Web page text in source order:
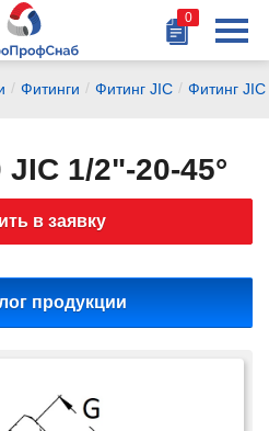
0
Найти
/ Фитинги / Фитинг JIC / Фитинг
1/2"-20-45°
в заявку
продукции